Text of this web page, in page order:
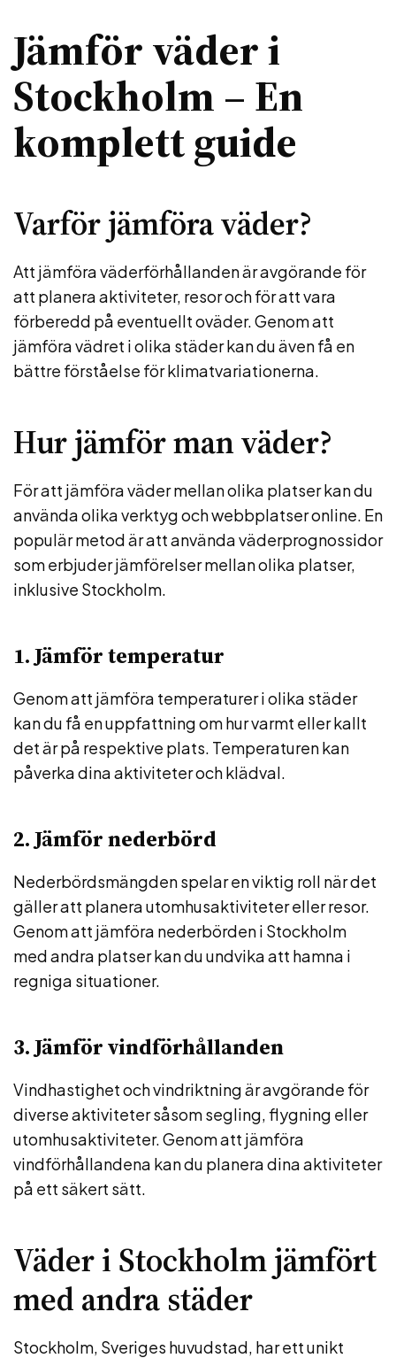
Jämför väder i
Stockholm – En
komplett guide
Varför jämföra väder?
Att jämföra väderförhållanden är avgörande för
att planera aktiviteter, resor och för att vara
förberedd på eventuellt oväder. Genom att
jämföra vädret i olika städer kan du även få en
bättre förståelse för klimatvariationerna.
Hur jämför man väder?
För att jämföra väder mellan olika platser kan du
använda olika verktyg och webbplatser online. En
populär metod är att använda väderprognossidor
som erbjuder jämförelser mellan olika platser,
inklusive Stockholm.
1. Jämför temperatur
Genom att jämföra temperaturer i olika städer
kan du få en uppfattning om hur varmt eller kallt
det är på respektive plats. Temperaturen kan
påverka dina aktiviteter och klädval.
2. Jämför nederbörd
Nederbördsmängden spelar en viktig roll när det
gäller att planera utomhusaktiviteter eller resor.
Genom att jämföra nederbörden i Stockholm
med andra platser kan du undvika att hamna i
regniga situationer.
3. Jämför vindförhållanden
Vindhastighet och vindriktning är avgörande för
diverse aktiviteter såsom segling, flygning eller
utomhusaktiviteter. Genom att jämföra
vindförhållandena kan du planera dina aktiviteter
på ett säkert sätt.
Väder i Stockholm jämfört
med andra städer
Stockholm, Sveriges huvudstad, har ett unikt